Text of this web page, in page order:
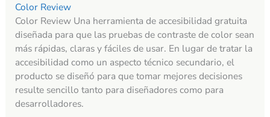
Color Review
Color Review Una herramienta de accesibilidad gratuita
diseñada para que las pruebas de contraste de color sean
más rápidas, claras y fáciles de usar. En lugar de tratar la
accesibilidad como un aspecto técnico secundario, el
producto se diseñó para que tomar mejores decisiones
resulte sencillo tanto para diseñadores como para
desarrolladores.